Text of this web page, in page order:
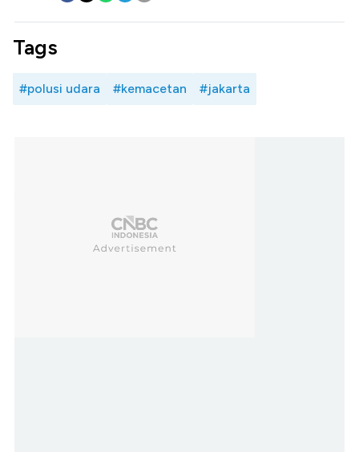
Tags
#polusi udara #kemacetan #jakarta